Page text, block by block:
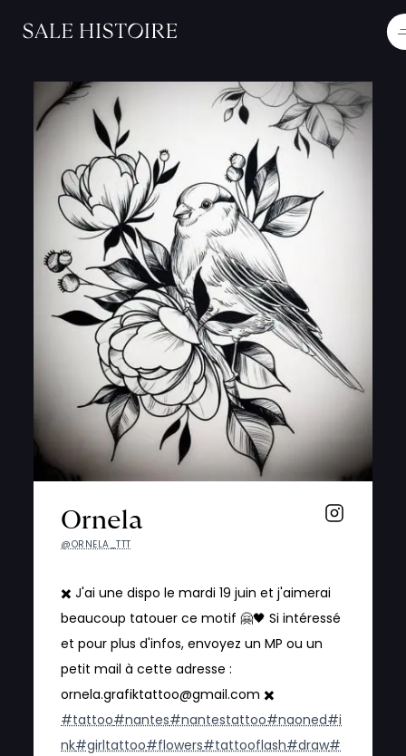
Ornela
@ORNELA_TTT
✖️ J'ai une dispo le mardi 19 juin et j'aimerai
beaucoup tatouer ce motif 🤗🖤 Si intéressé
et pour plus d'infos, envoyez un MP ou un
petit mail à cette adresse :
ornela.grafiktattoo@gmail.com ✖️
#tattoo#nantes#nantestattoo#naoned#i
nk#girltattoo#flowers#tattooflash#draw#